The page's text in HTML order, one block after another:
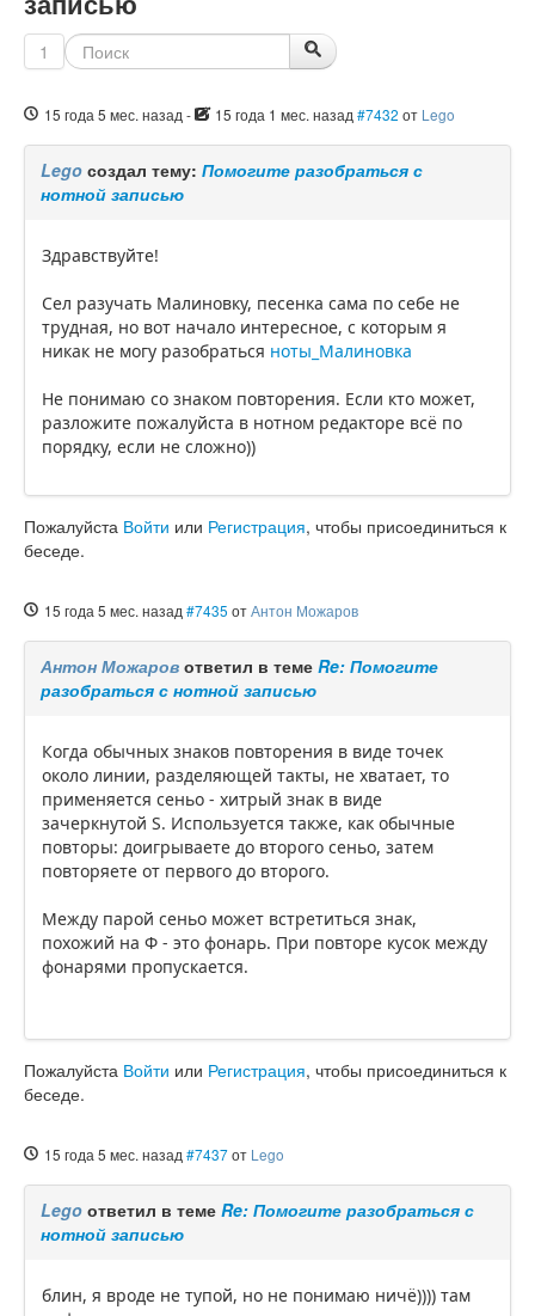
1
15 года 5 мес. назад - 15 года 1 мес. назад #7432 от Lego
Lego создал тему: Помогите разобраться с
нотной записью
Здравствуйте!
Сел разучать Малиновку, песенка сама по себе не
трудная, но вот начало интересное, с которым я
никак не могу разобраться ноты_Малиновка
Не понимаю со знаком повторения. Если кто может,
разложите пожалуйста в нотном редакторе всё по
порядку, если не сложно))
Пожалуйста Войти или Регистрация, чтобы присоединиться к
беседе.
15 года 5 мес. назад #7435 отАнтон Можаров
Антон Можаров ответил в теме Re: Помогите
разобраться с нотной записью
Когда обычных знаков повторения в виде точек
около линии, разделяющей такты, не хватает, то
применяется сеньо - хитрый знак в виде
зачеркнутой S. Используется также, как обычные
повторы: доигрываете до второго сеньо, затем
повторяете от первого до второго.
Между парой сеньо может встретиться знак,
похожий на Ф - это фонарь. При повторе кусок между
фонарями пропускается.
Пожалуйста Войти или Регистрация, чтобы присоединиться к
беседе.
15 года 5 мес. назад #7437от Lego
Lego ответил в теме Re: Помогите разобраться с
нотной записью
блин, я вроде не тупой, но не понимаю ничё)))) там